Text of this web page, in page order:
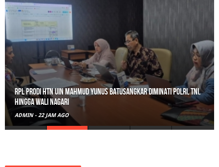
RPL Prodi HTN UIN Mahmud Yunus Batusangkar Diminati Polri, TNI,
hingga Wali Nagari
ADMIN - 22 JAM AGO